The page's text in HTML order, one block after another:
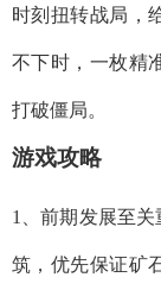
时刻扭转战局，
不下时，一枚精
打破僵局。
游戏攻略
1、前期发展至
筑，优先保证矿